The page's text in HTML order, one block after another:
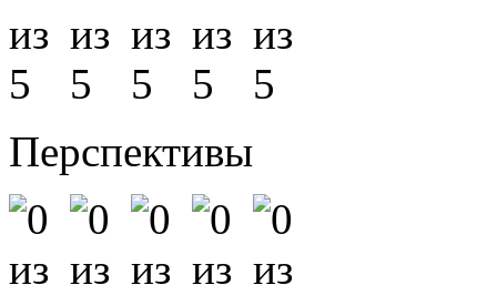
Перспективы